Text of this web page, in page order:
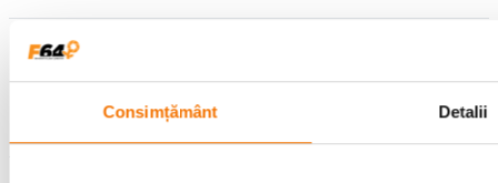
Consimțământ Detalii